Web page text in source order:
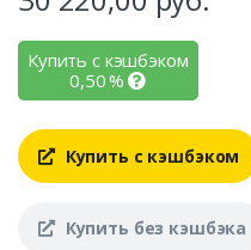
Купить с кэшбэком
0,50%
Купить с кэшбэком
Купить без кэшбэка